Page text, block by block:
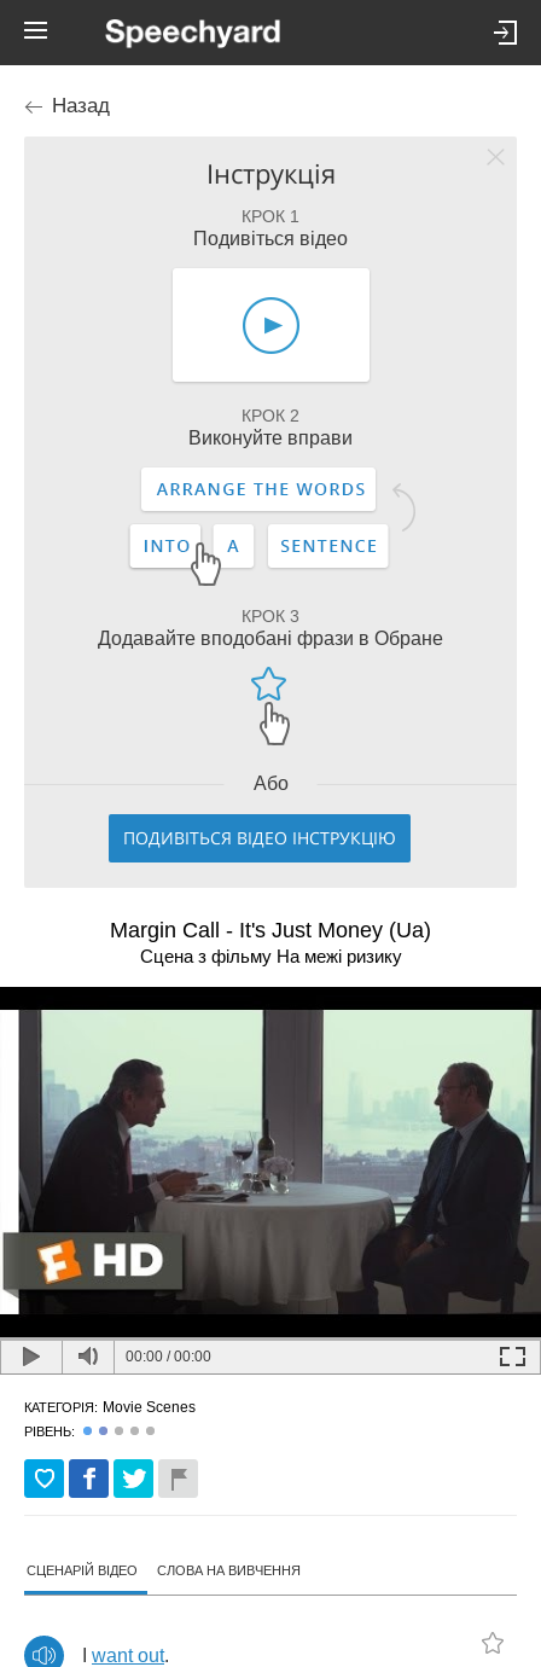
Назад
Інструкція
КРОК 1
Подивіться відео
КРОК 2
Виконуйте вправи
КРОК 3
Додавайте вподобані фрази в Обране
Або
ПОДИВІТЬСЯ ВІДЕО ІНСТРУКЦІЮ
Margin Call - It's Just Money (Ua)
Сцена з фільму На межi ризику
00:00 /00:00
КАТЕГОРІЯ: Movie Scenes
РІВЕНЬ:
СЦЕНАРІЙ ВІДЕО СЛОВА НА ВИВЧЕННЯ
want out.